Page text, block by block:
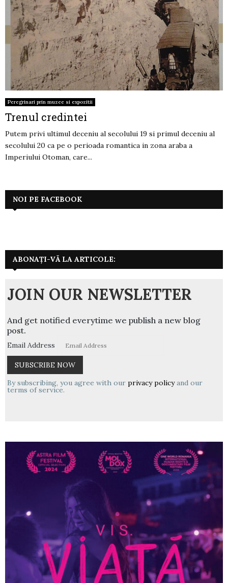
Peregrinari prin muzee si expozitii
Trenul credintei
Putem privi ultimul deceniu al secolului 19 si primul deceniu al
secolului 20 ca pe o perioada romantica in zona araba a
Imperiului Otoman, care...
NOI PE FACEBOOK
ABONAȚI-VĂ LA ARTICOLE:
JOIN OUR NEWSLETTER
And get notified everytime we publish a new blog
post.
Email Address
By subscribing, you agree with our privacy policyand our
terms of service.